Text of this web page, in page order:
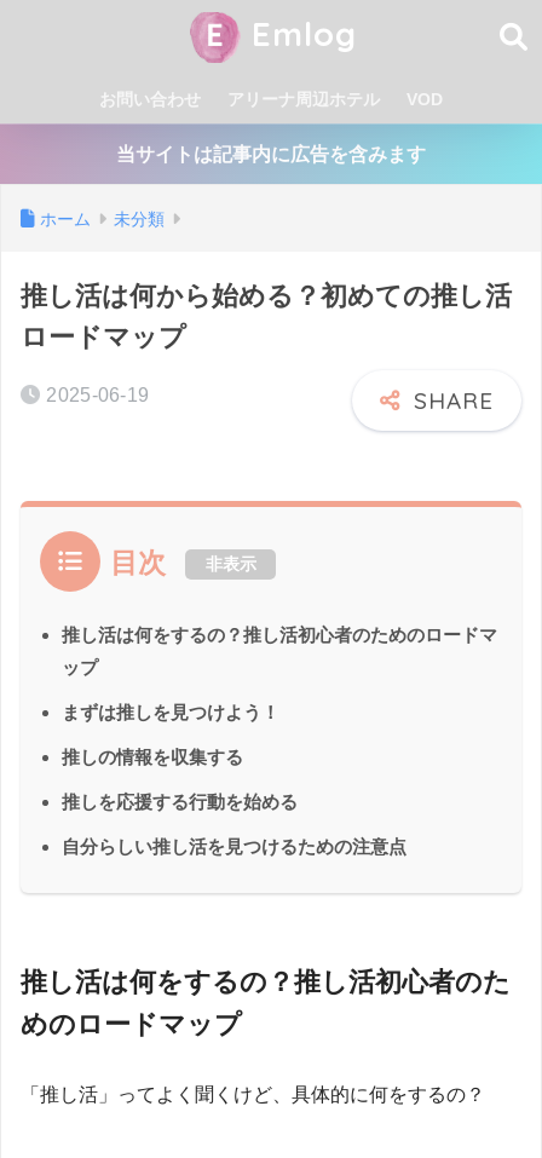
Emlog
お問い合わせ アリーナ周辺ホテル VOD
当サイトは記事内に広告を含みます
ホーム 未分類
推し活は何から始める？初めての推し活
ロードマップ
2025-06-19
目次 非表示
推し活は何をするの？推し活初心者のためのロードマ
ップ
まずは推しを見つけよう！
推しの情報を収集する
推しを応援する行動を始める
自分らしい推し活を見つけるための注意点
推し活は何をするの？推し活初心者のた
めのロードマップ
「推し活」ってよく聞くけど、具体的に何をするの？